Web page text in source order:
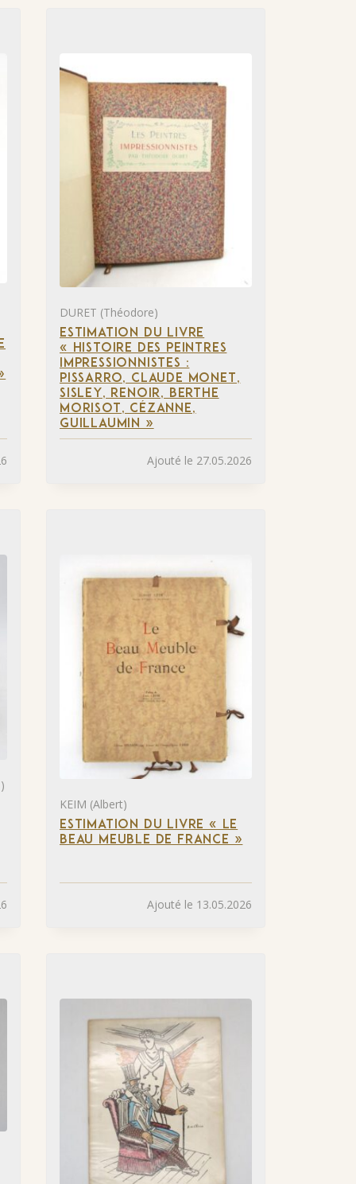
DURET (Théodore)
ESTIMATION DU LIVRE
« HISTOIRE DES PEINTRES
IMPRESSIONNISTES :
PISSARRO, CLAUDE MONET,
SISLEY, RENOIR, BERTHE
MORISOT, CÉZANNE,
GUILLAUMIN »
Ajouté le 27.05.2026
KEIM (Albert)
ESTIMATION DU LIVRE « LE
BEAU MEUBLE DE FRANCE »
Ajouté le 13.05.2026